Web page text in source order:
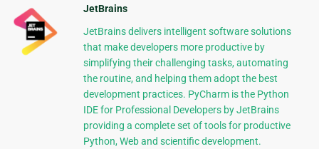
JetBrains
JetBrains delivers intelligent software solutions
that make developers more productive by
simplifying their challenging tasks, automating
the routine, and helping them adopt the best
development practices. PyCharm is the Python
IDE for Professional Developers by JetBrains
providing a complete set of tools for productive
Python, Web and scientific development.